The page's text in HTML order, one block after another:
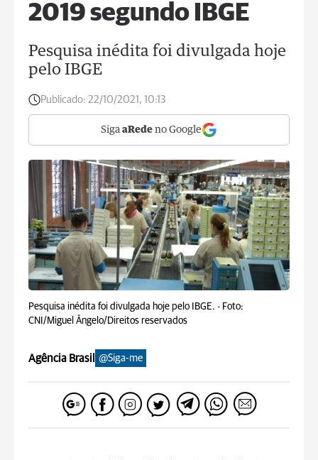
2019 segundo IBGE
Pesquisa inédita foi divulgada hoje
pelo IBGE
Publicado: 22/10/2021, 10:13
Siga aRede no Google
Pesquisa inédita foi divulgada hoje pelo IBGE. - Foto:
CNI/Miguel Ângelo/Direitos reservados
Agência Brasil @Siga-me